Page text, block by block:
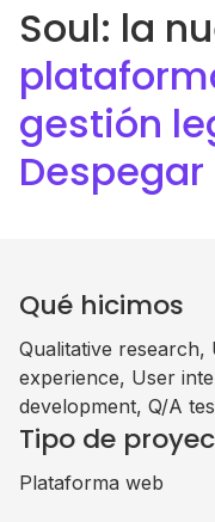
Soul: la
gestión
Despegar
Qué hicimos
Qualitative research,
experience, User
development, Q/A
Tipo de
Plataforma web